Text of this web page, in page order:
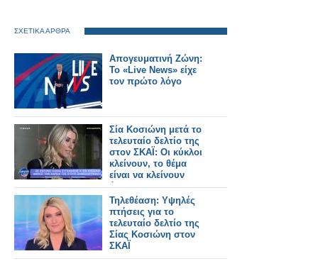
ΣΧΕΤΙΚΑ ΑΡΘΡΑ
Απογευματινή Ζώνη:
Το «Live News» είχε
τον πρώτο λόγο
Σία Κοσιώνη μετά το
τελευταίο δελτίο της
στον ΣΚΑΪ: Οι κύκλοι
κλείνουν, το θέμα
είναι να κλείνουν
όμορφα και με
αξιοπρέπεια
Τηλεθέαση: Υψηλές
πτήσεις για το
τελευταίο δελτίο της
Σίας Κοσιώνη στον
ΣΚΑΪ